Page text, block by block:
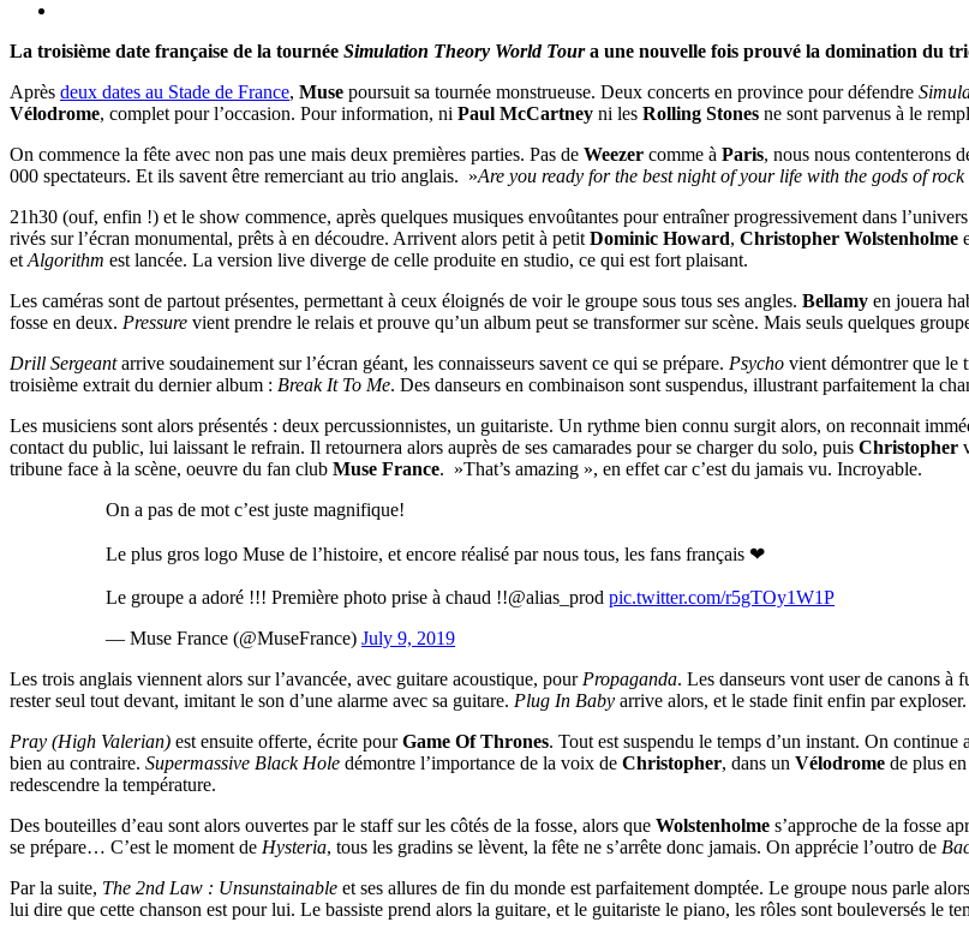
La troisième date française de la tournée Simulation Theory World Toura une nouvelle fois prouvé la domination du
Après deux dates au Stade de France, Muse poursuit sa tournée monstrueuse. Deux concerts en province pour défendre
Vélodrome, complet pour l’occasion. Pour information, ni Paul McCartney ni les Rolling Stones ne sont parvenus à le
On commence la fête avec non pas une mais deux premières parties. Pas de Weezer comme à Paris, nous nous contenterons
000 spectateurs. Et ils savent être remerciant au trio anglais. »Are you ready for the best night of your life with the gods of rock
21h30 (ouf, enfin !) et le show commence, après quelques musiques envoûtantes pour entraîner progressivement dans
rivés sur l’écran monumental, prêts à en découdre. Arrivent alors petit à petit Dominic Howard, Christopher Wolstenholme
et Algorithm est lancée. La version live diverge de celle produite en studio, ce qui est fort plaisant.
Les caméras sont de partout présentes, permettant à ceux éloignés de voir le groupe sous tous ses angles. Bellamy en jouera
fosse en deux. Pressure vient prendre le relais et prouve qu’un album peut se transformer sur scène. Mais seuls quelques
Drill Sergeantarrive soudainement sur l’écran géant, les connaisseurs savent ce qui se prépare. Psycho vient démontrer que le
troisième extrait du dernier album : Break It To Me. Des danseurs en combinaison sont suspendus, illustrant parfaitement la
Les musiciens sont alors présentés : deux percussionnistes, un guitariste. Un rythme bien connu surgit alors, on reconnait
contact du public, lui laissant le refrain. Il retournera alors auprès de ses camarades pour se charger du solo, puis Christopher
tribune face à la scène, oeuvre du fan club Muse France. »That’s amazing », en effet car c’est du jamais vu. Incroyable.
On a pas de mot c’est juste magnifique!
Le plus gros logo Muse de l’histoire, et encore réalisé par nous tous, les fans français ❤
Le groupe a adoré !!! Première photo prise à chaud !!@alias_prod pic.twitter.com/r5gTOy1W1P
— Muse France (@MuseFrance) July 9, 2019
Les trois anglais viennent alors sur l’avancée, avec guitare acoustique, pour Propaganda. Les danseurs vont user de canons à
rester seul tout devant, imitant le son d’une alarme avec sa guitare. Plug In Baby arrive alors, et le stade finit enfin par
Pray (High Valerian) est ensuite offerte, écrite pourGame Of Thrones. Tout est suspendu le temps d’un instant. On continue
bien au contraire. Supermassive Black Hole démontre l’importance de la voix de Christopher, dans un Vélodrome de plus
redescendre la température.
Des bouteilles d’eau sont alors ouvertes par le staff sur les côtés de la fosse, alors que Wolstenholme s’approche de la fosse
se prépare… C’est le moment de Hysteria, tous les gradins se lèvent, la fête ne s’arrête donc jamais. On apprécie l’outro de
Par la suite, The 2nd Law : Unsunstainable et ses allures de fin du monde est parfaitement domptée. Le groupe nous parle
lui dire que cette chanson est pour lui. Le bassiste prend alors la guitare, et le guitariste le piano, les rôles sont bouleversés le